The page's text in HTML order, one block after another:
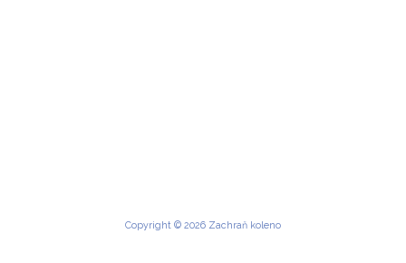
Copyright © 2026 Zachraň koleno